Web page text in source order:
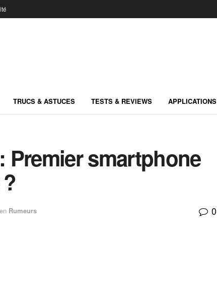
TRUCS & ASTUCES TESTS & REVIEWS APPLICATIONS
Premier smartphone
en Rumeurs 0